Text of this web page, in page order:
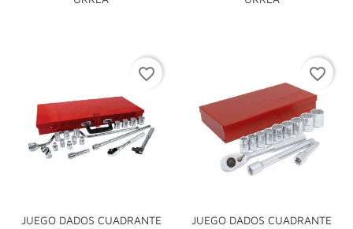
JUEGO DADOS CUADRANTE
favorite_border
JUEGO DADOS CUADRANTE
favorite_border